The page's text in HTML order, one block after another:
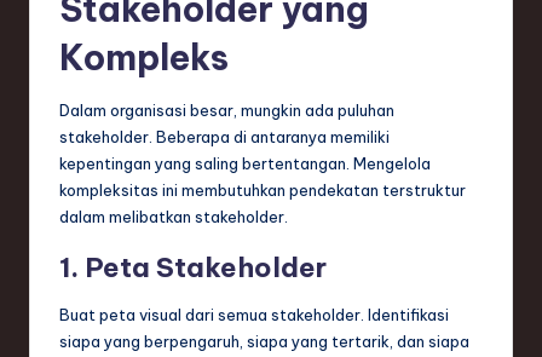
Stakeholder yang
Kompleks
Dalam organisasi besar, mungkin ada puluhan
stakeholder. Beberapa di antaranya memiliki
kepentingan yang saling bertentangan. Mengelola
kompleksitas ini membutuhkan pendekatan terstruktur
dalam melibatkan stakeholder.
1. Peta Stakeholder
Buat peta visual dari semua stakeholder. Identifikasi
siapa yang berpengaruh, siapa yang tertarik, dan siapa